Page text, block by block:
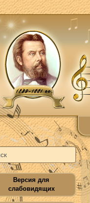
Версия для
слабовидящих